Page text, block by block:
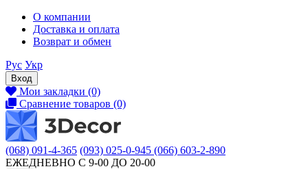
О компании
Доставка и оплата
Возврат и обмен
Рус Укр
Вход
Мои закладки (0)
Сравнение товаров (0)
(068) 091-4-365 (093) 025-0-945 (066) 603-2-890
ЕЖЕДНЕВНО С 9-00 ДО 20-00